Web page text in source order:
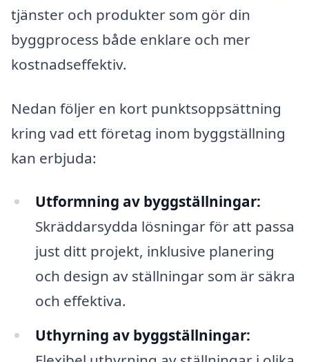
tjänster och produkter som gör din
byggprocess både enklare och mer
kostnadseffektiv.
Nedan följer en kort punktsoppsättning
kring vad ett företag inom byggställning
kan erbjuda:
Utformning av byggställningar:
Skräddarsydda lösningar för att passa
just ditt projekt, inklusive planering
och design av ställningar som är säkra
och effektiva.
Uthyrning av byggställningar: